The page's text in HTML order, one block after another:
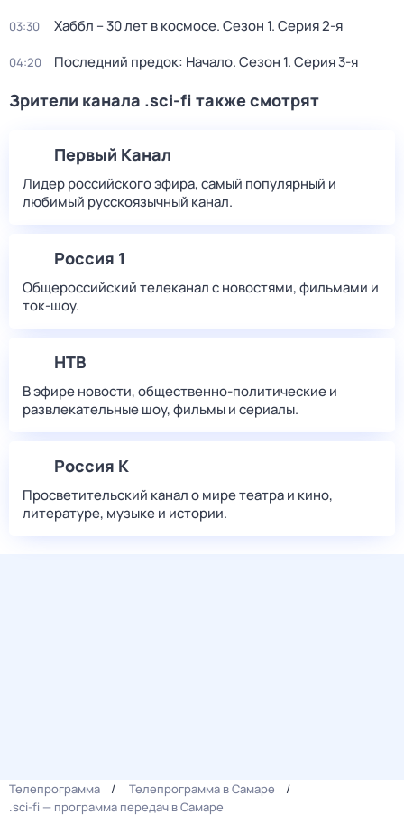
03:30 Хаббл – 30 лет в космосе. Сезон 1. Серия 2-я
04:20 Последний предок: Начало. Сезон 1. Серия 3-я
Зрители канала .sci-fi также смотрят
Первый Канал
Лидер российского эфира, самый популярный и
любимый русскоязычный канал.
Россия 1
Общероссийский телеканал с новостями, фильмами и
ток-шоу.
НТВ
В эфире новости, общественно-политические и
развлекательные шоу, фильмы и сериалы.
Россия К
Просветительский канал о мире театра и кино,
литературе, музыке и истории.
Телепрограмма
Телепрограмма в Самаре
.sci-fi — программа передач в Самаре